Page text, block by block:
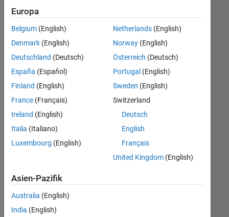
Ihren
Suchkriterien
entsprechen.
können
die
Suchkriterien
weiter
fassen
oder
alle
Stellenangebote
anzeigen .
noch
keine
offenen
Europa
Belgium (English)
Denmark (English)
Deutschland (Deutsch)
España (Español)
Finland (English)
France (Français)
Ireland (English)
Italia (Italiano)
Luxembourg (English)
Netherlands(English)
Norway(English)
Österreich (Deutsch)
Portugal (English)
Sweden (English)
Switzerland
Deutsch
English
Français
United Kingdom(English)
Asien-Pazifik
Australia (English)
India (English)